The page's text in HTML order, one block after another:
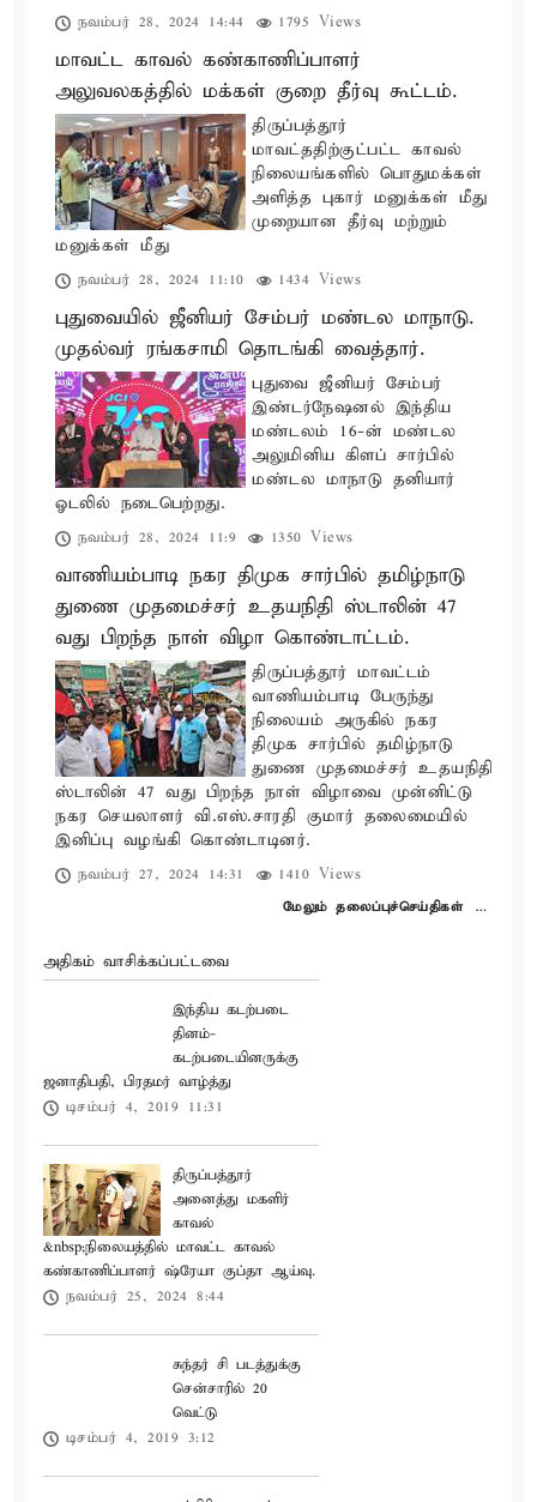
நவம்பர் 28, 2024 14:44 1795 Views
மாவட்ட காவல் கண்காணிப்பாளர்
அலுவலகத்தில் மக்கள் குறை தீர்வு கூட்டம்.
திருப்பத்தூர்
மாவட்ததிற்குட்பட்ட காவல்
நிலையங்களில் பொதுமக்கள்
அளித்த புகார் மனுக்கள் மீது
முறையான தீர்வு மற்றும்
மனுக்கள் மீது
நவம்பர் 28, 2024 11:10 1434 Views
புதுவையில் ஜீனியர் சேம்பர் மண்டல மாநாடு.
முதல்வர் ரங்கசாமி தொடங்கி வைத்தார்.
புதுவை ஜீனியர் சேம்பர்
இண்டர்நேஷனல் இந்திய
மண்டலம் 16-ன் மண்டல
அலுமினிய கிளப் சார்பில்
மண்டல மாநாடு தனியார்
ஓடலில் நடைபெற்றது.
நவம்பர் 28, 2024 11:9 1350 Views
வாணியம்பாடி நகர திமுக சார்பில் தமிழ்நாடு
துணை முதமைச்சர் உதயநிதி ஸ்டாலின் 47
வது பிறந்த நாள் விழா கொண்டாட்டம்.
திருப்பத்தூர் மாவட்டம்
வாணியம்பாடி பேருந்து
நிலையம் அருகில் நகர
திமுக சார்பில் தமிழ்நாடு
துணை முதமைச்சர் உதயநிதி
ஸ்டாலின் 47 வது பிறந்த நாள் விழாவை முன்னிட்டு
நகர செயலாளர் வி.எஸ்.சாரதி குமார் தலைமையில்
இனிப்பு வழங்கி கொண்டாடினர்.
நவம்பர் 27, 2024 14:31 1410 Views
மேலும் தலைப்புச்செய்திகள் …
அதிகம் வாசிக்கப்பட்டவை
இந்திய கடற்படை
தினம்-
கடற்படையினருக்கு
ஜனாதிபதி, பிரதமர் வாழ்த்து
டிசம்பர் 4, 2019 11:31
திருப்பத்தூர்
அனைத்து மகளிர்
காவல்
&nbsp;நிலையத்தில் மாவட்ட காவல்
கண்காணிப்பாளர் ஷ்ரேயா குப்தா ஆய்வு.
நவம்பர் 25, 2024 8:44
சுந்தர் சி படத்துக்கு
சென்சாரில் 20
வெட்டு
டிசம்பர் 4, 2019 3:12